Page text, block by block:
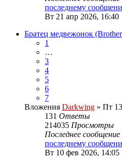
последнему
Вт 21 апр 2026, 16:40
Братец медвежонок
1
…
3
4
5
6
7
Вложения Darkwing » Пт
131 Ответы
214035 Просмотры
Последнее сообщение
последнему
Вт 10 фев 2026, 14:05